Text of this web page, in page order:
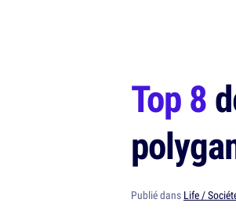
Top 8
Publié dans Life /